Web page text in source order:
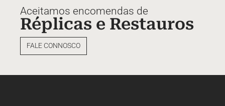
Aceitamos encomendas de
Réplicas e Restauros
FALE CONNOSCO